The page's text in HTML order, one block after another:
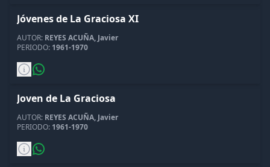
Jóvenes de La Graciosa XI
AUTOR: REYES ACUÑA, Javier
PERIODO: 1961-1970
Joven de La Graciosa
AUTOR: REYES ACUÑA, Javier
PERIODO: 1961-1970